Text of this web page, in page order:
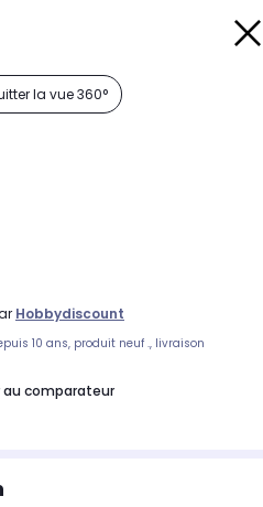
la vue 360°
Hobbydiscount
10 ans, produit neuf ., livraison
au comparateur